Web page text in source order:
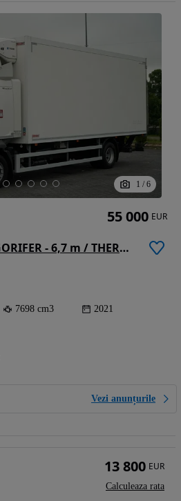
1 / 6
Renault D 250 / FRIGORIFER - 6,7 m / THERMO KING T 600R / + platformă elevatoare PALFINGER / 2021 /
7698 cm3 2021
Vezi anunțurile
55 000 EUR
13 800 EUR
Calculeaza rata